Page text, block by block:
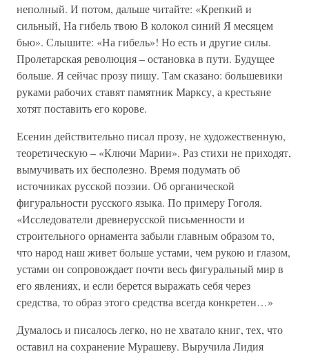
неполный. И потом, дальше читайте: «Крепкий и
сильный, На гибель твою В колокол синий Я месяцем
бью». Слышите: «На гибель»! Но есть и другие силы.
Пролетарская революция – остановка в пути. Будущее
больше. Я сейчас прозу пишу. Там сказано: большевики
руками рабочих ставят памятник Марксу, а крестьяне
хотят поставить его корове.
Есенин действительно писал прозу, не художественную,
теоретическую – «Ключи Марии». Раз стихи не приходят,
вымучивать их бесполезно. Время подумать об
источниках русской поэзии. Об органической
фигуральности русского языка. По примеру Гоголя.
«Исследователи древнерусской письменности и
строительного орнамента забыли главным образом то,
что народ наш живет больше устами, чем рукою и глазом,
устами он сопровождает почти весь фигуральный мир в
его явлениях, и если берется выражать себя через
средства, то образ этого средства всегда конкретен…»
Думалось и писалось легко, но не хватало книг, тех, что
оставил на сохранение Мурашеву. Выручила Лидия